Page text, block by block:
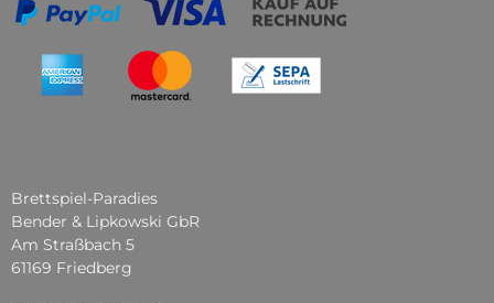
Brettspiel-Paradies
Bender & Lipkowski GbR
Am Straßbach 5
61169 Friedberg